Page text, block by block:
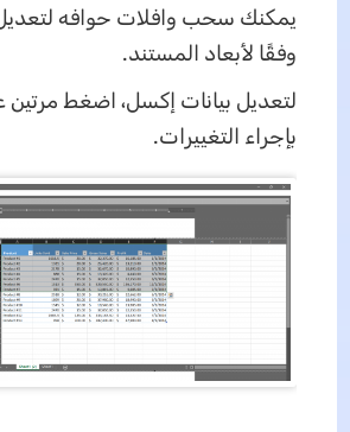
يمكنك سحب وافلات حوافه
وفقًا لأبعاد المستند.
لتعديل بيانات إكسل، اضغط مرتين
بإجراء التغييرات.